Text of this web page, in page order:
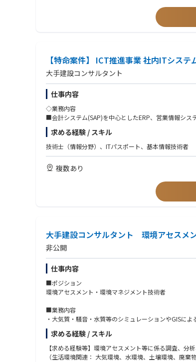
≪1957年に創業して以来、安定的に成長≫
売上・利益は過去最高を更新、安定した経営基盤に
また、4期連続ベースアップを実施しており、業界ト
フレックスタイム制や在宅勤務制度を導入しており
また、当社で働く社員の産休・育休後の復職率は
≪成長を続けるための制度≫
専門知識を深めるための研修制度や、資格取得支援制
【特命案件】 ICT推進事業 社内ITシ
大手建設コンサルタント
仕事内容
◇業務内容
■会計システム(SAP)を中心としたERP、営業情報シ
求める経験 / スキル
技術士（情報分野）、ITパスポート、基本情報技術者
複数あり
大手建設コンサルタント 環境アセスメ
非公開
仕事内容
■ポジション
環境アセスメント・環境マネジメント技術者
■業務内容
・大気質・騒音・水質等のシミュレーションやGISに
アセスメント
・各種事業による環境面へのプラス効果の検討（ポジ
・絶滅危惧種の生息域内保全・生息域外保全の計画策
求める経験 / スキル
【求める経験等】環境アセスメント等に係る調査、
（生活環境関連： 大気環境、水環境、土壌環境、廃